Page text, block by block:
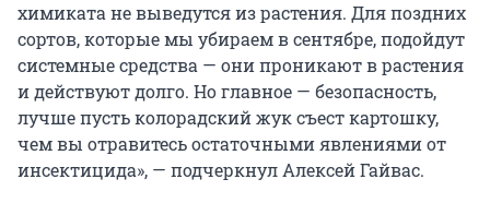
химиката не выведутся из растения. Для поздних
сортов, которые мы убираем в сентябре, подойдут
системные средства — они проникают в растения
и действуют долго. Но главное — безопасность,
лучше пусть колорадский жук съест картошку,
чем вы отравитесь остаточными явлениями от
инсектицида», — подчеркнул Алексей Гайвас.